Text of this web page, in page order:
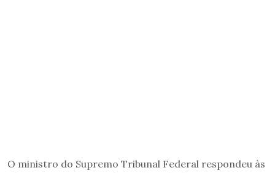
O ministro do Supremo Tribunal Federal respondeu às